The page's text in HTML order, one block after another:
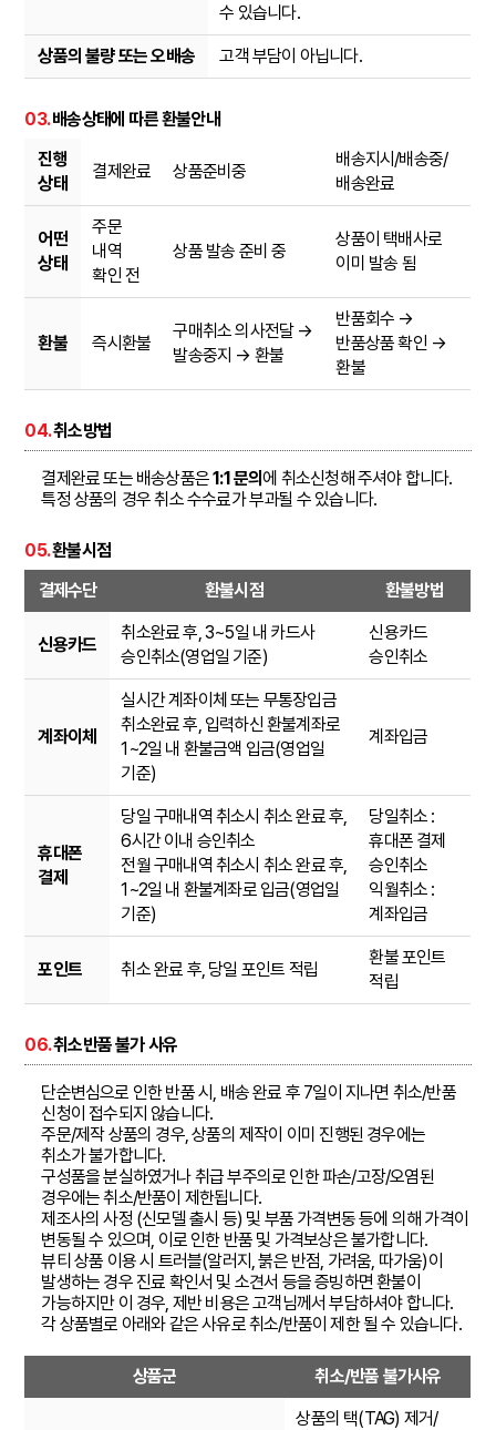
수 있습니다.
상품의 불량 또는 오배송 고객 부담이 아닙니다.
03.배송상태에 따른 환불안내
진행
상태
결제완료 상품준비중
배송지시/배송중/
배송완료
어떤
상태
주문
내역
확인 전
상품 발송 준비 중
상품이 택배사로
이미 발송 됨
환불 즉시환불
구매취소 의사전달 →
발송중지 → 환불
반품회수 →
반품상품 확인 →
환불
04.취소방법
결제완료 또는 배송상품은1:1 문의에 취소신청해 주셔야 합니다.
특정 상품의 경우 취소 수수료가 부과될 수 있습니다.
05.환불시점
결제수단
환불시점 환불방법
신용카드
취소완료 후, 3~5일 내 카드사
승인취소(영업일 기준)
신용카드
승인취소
계좌이체
실시간 계좌이체 또는 무통장입금
취소완료 후, 입력하신 환불계좌로
1~2일 내 환불금액 입금(영업일
기준)
계좌입금
휴대폰
결제
당일 구매내역 취소시 취소 완료 후,
6시간 이내 승인취소
전월 구매내역 취소시 취소 완료 후,
1~2일 내 환불계좌로 입금(영업일
기준)
당일취소 :
휴대폰 결제
승인취소
익월취소 :
계좌입금
포인트 취소 완료 후, 당일 포인트 적립
환불 포인트
적립
06.취소반품 불가 사유
단순변심으로 인한 반품 시, 배송 완료 후 7일이 지나면 취소/반품
신청이 접수되지 않습니다.
주문/제작 상품의 경우, 상품의 제작이 이미 진행된 경우에는
취소가 불가합니다.
구성품을 분실하였거나 취급 부주의로 인한 파손/고장/오염된
경우에는 취소/반품이 제한됩니다.
제조사의 사정 (신모델 출시 등) 및 부품 가격변동 등에 의해 가격이
변동될 수 있으며, 이로 인한 반품 및 가격보상은 불가합니다.
뷰티 상품 이용 시 트러블(알러지, 붉은 반점, 가려움, 따가움)이
발생하는 경우 진료 확인서 및 소견서 등을 증빙하면 환불이
가능하지만 이 경우, 제반 비용은 고객님께서 부담하셔야 합니다.
각 상품별로 아래와 같은 사유로 취소/반품이 제한 될 수 있습니다.
상품군 취소/반품 불가사유
상품의 택(TAG) 제거/